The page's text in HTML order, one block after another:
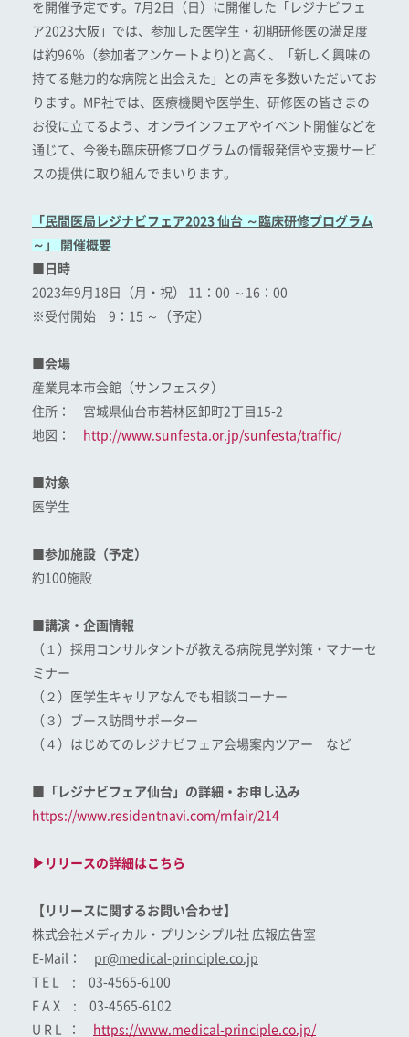
を開催予定です。7月2日（日）に開催した「レジナビフェ
ア2023大阪」では、参加した医学生・初期研修医の満足度
は約96％（参加者アンケートより)と高く、「新しく興味の
持てる魅力的な病院と出会えた」との声を多数いただいてお
ります。MP社では、医療機関や医学生、研修医の皆さまの
お役に立てるよう、オンラインフェアやイベント開催などを
通じて、今後も臨床研修プログラムの情報発信や支援サービ
スの提供に取り組んでまいります。
「民間医局レジナビフェア2023 仙台 ～臨床研修プログラム
～」 開催概要
■日時
2023年9月18日（月・祝） 11：00 ～16：00
※受付開始 9：15 ～（予定）
■会場
産業見本市会館（サンフェスタ）
住所： 宮城県仙台市若林区卸町2丁目15-2
地図：
http://www.sunfesta.or.jp/sunfesta/traffic/
■対象
医学生
■参加施設（予定）
約100施設
■講演・企画情報
（１）採用コンサルタントが教える病院見学対策・マナーセ
ミナー
（２）医学生キャリアなんでも相談コーナー
（３）ブース訪問サポーター
（４）はじめてのレジナビフェア会場案内ツアー など
■「レジナビフェア仙台」の詳細・お申し込み
https://www.residentnavi.com/rnfair/214
▶リリースの詳細はこちら
【リリースに関するお問い合わせ】
株式会社メディカル・プリンシプル社 広報広告室
E-Mail： pr@medical-principle.co.jp
T E L : 03-4565-6100
F A X : 03-4565-6102
U R L ：
https://www.medical-principle.co.jp/